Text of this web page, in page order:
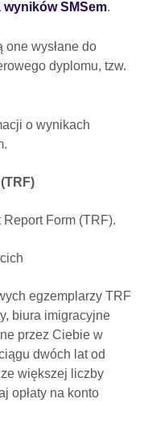
SMSem.
wysłane do
dyplomu, tzw.
o wynikach
Report Form (TRF).
egzemplarzy TRF
biura imigracyjne
przez Ciebie w
dwóch lat od
większej liczby
opłaty na konto